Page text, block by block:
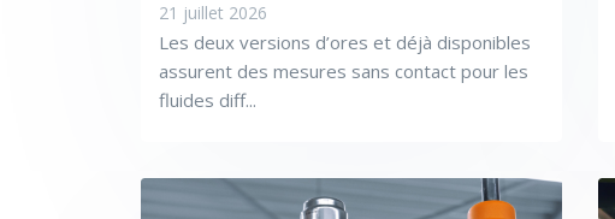
21 juillet 2026
Les deux versions d’ores et déjà disponibles
assurent des mesures sans contact pour les
fluides diff...